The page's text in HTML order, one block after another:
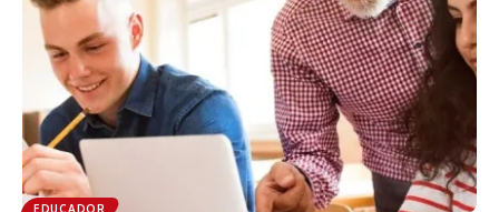
EDUCADOR